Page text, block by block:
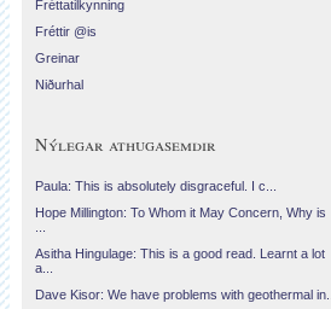
Fréttatilkynning
Fréttir @is
Greinar
Niðurhal
Nýlegar athugasemdir
Paula: This is absolutely disgraceful. I c...
Hope Millington: To Whom it May Concern, Why is
Asitha Hingulage: This is a good read. Learnt a lot
a...
Dave Kisor: We have problems with geothermal in...